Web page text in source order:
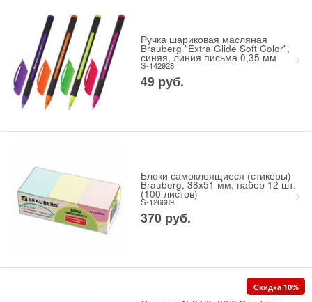
Ручка шариковая масляная
Brauberg "Extra Glide Soft Color",
синяя, линия письма 0,35 мм
S-142928
49 руб.
Блоки самоклеящиеся (стикеры)
Brauberg, 38х51 мм, набор 12 шт.
(100 листов)
S-126689
370 руб.
Скидка 10%